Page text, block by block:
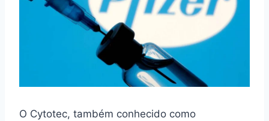
O Cytotec, também conhecido como